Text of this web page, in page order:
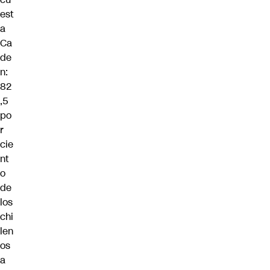
est
a
Ca
de
n:
82
,5
po
r
cie
nt
o
de
los
chi
len
os
a